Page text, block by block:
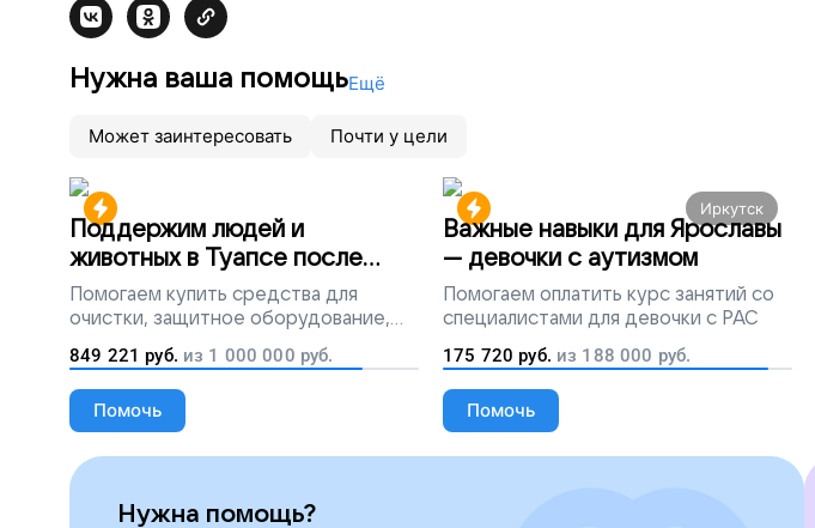
Нужна ваша помощьЕщё
Может заинтересовать Почти у цели
Поддержим людей и
животных в Туапсе после
разлива мазута
Помогаем купить средства для
очистки, защитное оборудование,
лекарства, корм и предметы первой
необходимости
849 221 руб. из 1 000 000 руб.
Помочь
Иркутск
Важные навыки для Ярославы
— девочки с аутизмом
Помогаем оплатить курс занятий со
специалистами для девочки с РАС
175 720 руб. из 188 000 руб.
Помочь
Нужна помощь?